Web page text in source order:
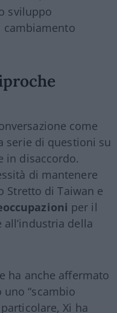
sviluppo
cambiamento
come
serie di questioni su
in disaccordo.
di mantenere
Stretto di Taiwan e
per il
della
ha anche affermato
“scambio
Xi ha